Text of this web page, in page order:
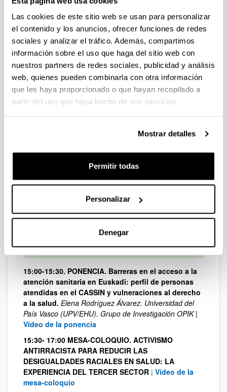
Las cookies de este sitio web se usan para personalizar
el contenido y los anuncios, ofrecer funciones de redes
sociales y analizar el tráfico. Además, compartimos
información sobre el uso que haga del sitio web con
nuestros partners de redes sociales, publicidad y análisis
web, quienes pueden combinarla con otra información
que les haya proporcionado o que hayan recopilado a
partir del uso que haya hecho de sus servicios.
Mostrar detalles
Permitir todas
Personalizar
Denegar
racializados). Quinndy Akeju. Enfermera en
Osakidetza – Servicio Vasco de Salud. Afrocolectiva.
La atención a personas racializadas: el caso de las
mujeres.Najoua Guelai. Médica de familia y de
urgencia, Hospital Sierrallana, Cantabria.
La consulta de atención primaria como espacio de
escucha: retos ante los sesgos raciales.Luis
Gimeno-Feliu. Médico de Familia y Comunidades.
Aragón
Estrategias de abordaje anti-racista multidisciplinar.
Noha El-Haddad Boufares. Médica de familia y de
urgencias. Asociación de Chicas Musulmanas de
Erika Valero Alzaga. Grupo de Investigación
SESIÓN DE TARDE
15:00-15:30. PONENCIA. Barreras en el acceso a la
atención sanitaria en Euskadi: perfil de personas
atendidas en el CASSIN y vulneraciones al derecho
a la salud. Elena Rodríguez Álvarez. Universidad del
País Vasco (UPV/EHU). Grupo de Investigación OPIK|
Vídeo de la ponencia
15:30- 17:00 MESA-COLOQUIO. ACTIVISMO
ANTIRRACISTA PARA REDUCIR LAS
DESIGUALDADES RACIALES EN SALUD: LA
EXPERIENCIA DEL TERCER SECTOR | Vídeo de la
mesa-coloquio